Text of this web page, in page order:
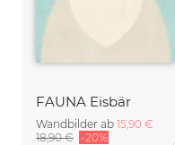
FAUNA Eisbär
Wandbilder ab 15,90 €
18,90 € -20%